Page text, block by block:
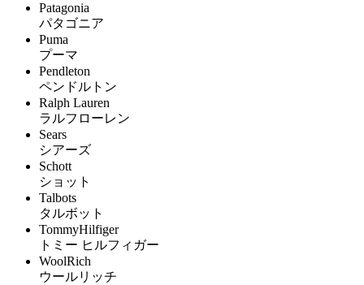
Patagonia
パタゴニア
Puma
プーマ
Pendleton
ペンドルトン
Ralph Lauren
ラルフローレン
Sears
シアーズ
Schott
ショット
Talbots
タルボット
TommyHilfiger
トミー ヒルフィガー
WoolRich
ウールリッチ